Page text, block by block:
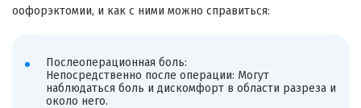
оофорэктомии, и как с ними можно справиться:
Послеоперационная боль:
Непосредственно после операции: Могут
наблюдаться боль и дискомфорт в области разреза и
около него.